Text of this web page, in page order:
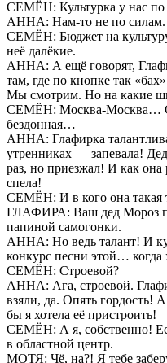
СЕМЁН: Культурка у нас по
АННА: Нам-то не по силам.
СЕМЁН: Бюджет на
неё далёкие.
АННА: А ещё говорят,
там, где по кнопке так
Мы смотрим. Но на какие
СЕМЁН: Москва-Москва…
бездонная…
АННА: Глафирка
утренниках — запевала!
раз, но приезжал! И как
спела!
СЕМЁН: И в кого она такая
ГЛАФИРА: Ваш дед Мороз
папиной самогонки.
АННА: Но ведь талант! И
конкурс песни этой… когда
СЕМЁН: Строевой?
АННА: Ага, строевой.
взяли, да. Опять гордость!
бы я хотела её пристроить!
СЕМЁН: А я, собственно!
в областной центр.
МОТЯ: Чё, на?! Я тебе